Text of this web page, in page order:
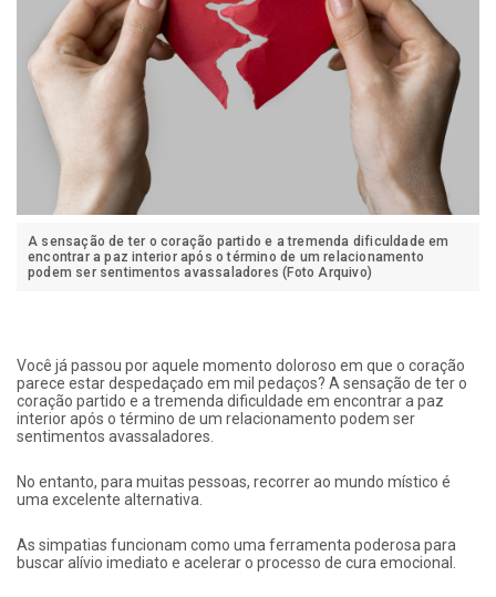
A sensação de ter o coração partido e a tremenda dificuldade em
encontrar a paz interior após o término de um relacionamento
podem ser sentimentos avassaladores (Foto Arquivo)
Você já passou por aquele momento doloroso em que o coração
parece estar despedaçado em mil pedaços? A sensação de ter o
coração partido e a tremenda dificuldade em encontrar a paz
interior após o término de um relacionamento podem ser
sentimentos avassaladores.
No entanto, para muitas pessoas, recorrer ao mundo místico é
uma excelente alternativa.
As simpatias funcionam como uma ferramenta poderosa para
buscar alívio imediato e acelerar o processo de cura emocional.